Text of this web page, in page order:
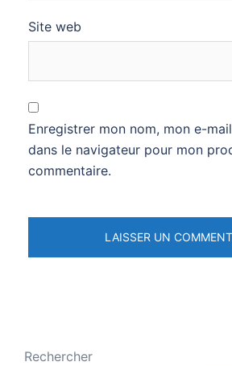
Site web
Enregistrer mon nom, mon e-
dans le navigateur pour mon
commentaire.
Rechercher